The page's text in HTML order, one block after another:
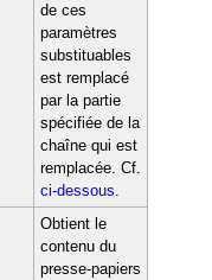
de ces
paramètres
substituables
est remplacé
par la partie
spécifiée de la
chaîne qui est
remplacée. Cf.
ci-dessous.
Obtient le
contenu du
presse-papiers